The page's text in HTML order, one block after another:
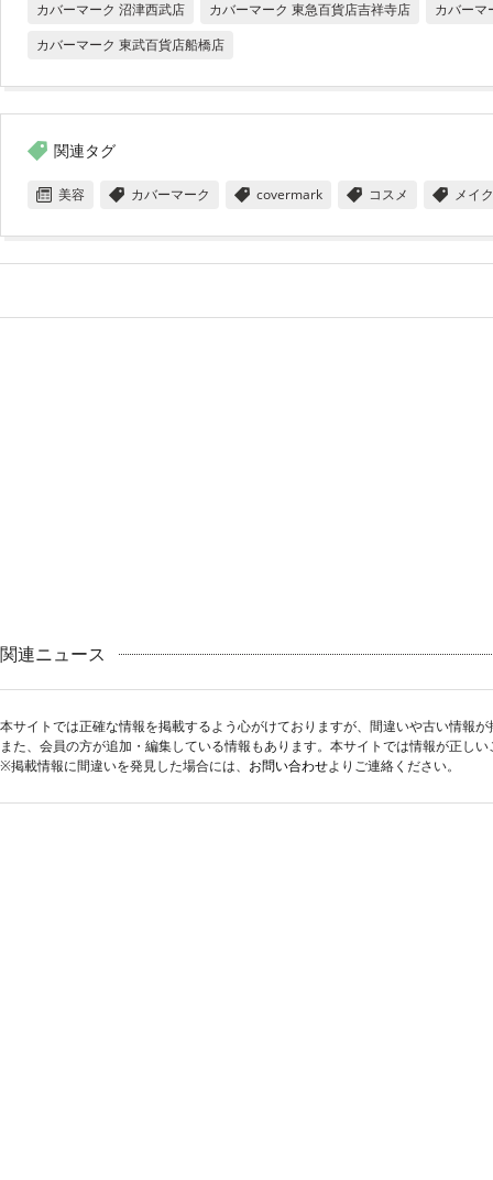
カバーマーク 沼津西武店
カバーマーク 東急百貨店吉祥寺店
カバーマ
カバーマーク 東武百貨店船橋店
関連タグ
美容 カバーマーク covermark コスメ メイク
関連ニュース
本サイトでは正確な情報を掲載するよう心がけておりますが、間違いや古い情報
また、会員の方が追加・編集している情報もあります。本サイトでは情報が正し
※掲載情報に間違いを発見した場合には、 お問い合わせよりご連絡ください。